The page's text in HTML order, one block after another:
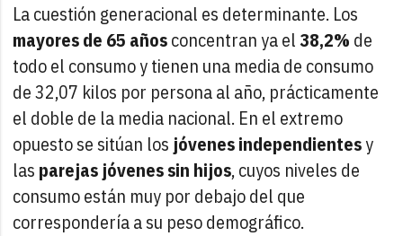
La cuestión generacional es determinante. Los
mayores de 65 añosconcentran ya el38,2% de
todo el consumo y tienen una media de consumo
de 32,07 kilos por persona al año, prácticamente
el doble de la media nacional. En el extremo
opuesto se sitúan los jóvenes independientesy
las parejas jóvenes sin hijos, cuyos niveles de
consumo están muy por debajo del que
correspondería a su peso demográfico.